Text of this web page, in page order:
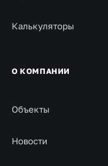
Калькуляторы
О КОМПАНИИ
Объекты
Новости